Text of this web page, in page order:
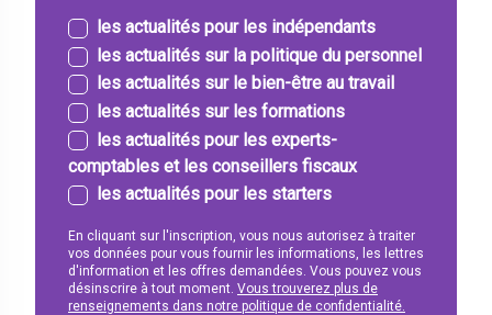
les actualités pour les indépendants
les actualités sur la politique du personnel
les actualités sur le bien-être au travail
les actualités sur les formations
les actualités pour les experts-
comptables et les conseillers fiscaux
les actualités pour les starters
En cliquant sur l'inscription, vous nous autorisez à traiter
vos données pour vous fournir les informations, les lettres
d'information et les offres demandées. Vous pouvez vous
désinscrire à tout moment. Vous trouverez plus de
renseignements dans notre politique de confidentialité.